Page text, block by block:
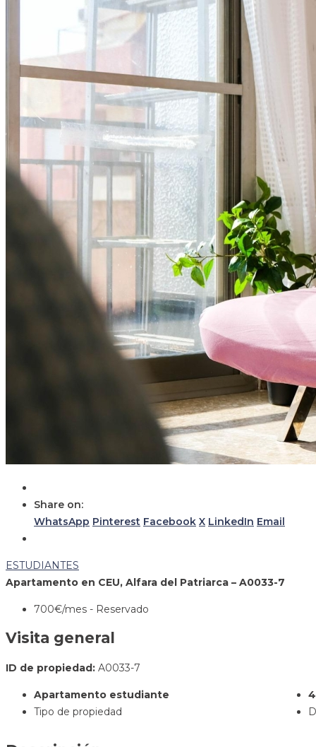
Share on:
WhatsApp Pinterest Facebook X LinkedIn Email
ESTUDIANTES
Apartamento en CEU, Alfara del Patriarca – A0033-7
700€/mes - Reservado
Visita general
ID de propiedad: A0033-7
Apartamento estudiante
Tipo de propiedad
4